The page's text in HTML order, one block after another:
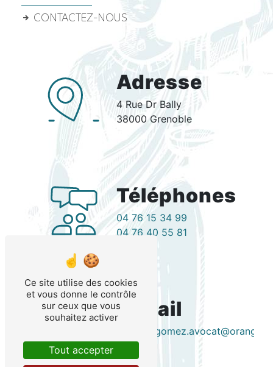
CONTACTEZ-NOUS
Adresse
4 Rue Dr Bally
38000 Grenoble
Téléphones
04 76 15 34 99
04 76 40 55 81
E-mail
v.garcia.gomez.avocat@orange.fr
Ce site utilise des cookies
et vous donne le contrôle
sur ceux que vous
souhaitez activer
Tout accepter